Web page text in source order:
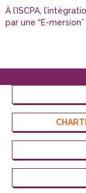
À l’ISCPA,
par une “E-